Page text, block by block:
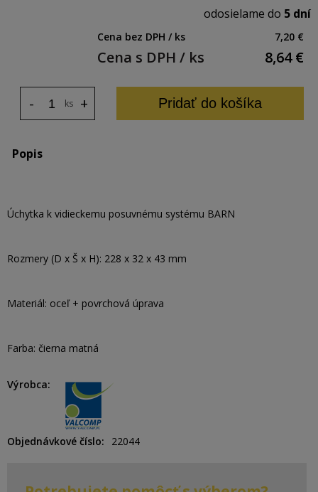
odosielame do 5 dní
Cena bez DPH / ks 7,20 €
Cena s DPH / ks 8,64 €
ks +
- Pridať do košíka
Popis
Úchytka k vidieckemu posuvnému systému BARN
Rozmery (D x Š x H): 228 x 32 x 43 mm
Materiál: oceľ + povrchová úprava
Farba: čierna matná
Výrobca
Objednávkové číslo 22044